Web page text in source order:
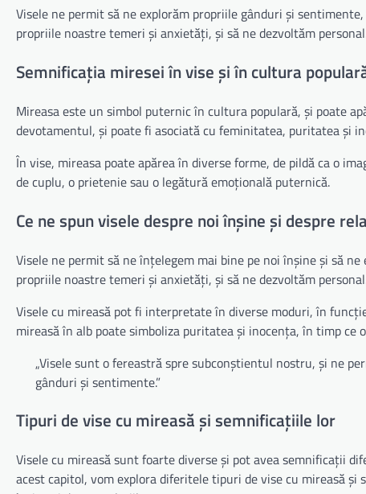
Visele ne permit să ne explorăm propriile gânduri și
propriile noastre temeri și anxietăți, și să ne dezvoltăm
Semnificația miresei în vise și în cultura
Mireasa este un simbol puternic în cultura populară, și poate
devotamentul, și poate fi asociată cu feminitatea, puritatea și
În vise, mireasa poate apărea în diverse forme, de pildă ca o
de cuplu, o prietenie sau o legătură emoțională puternică.
Ce ne spun visele despre noi înșine și despre
Visele ne permit să ne înțelegem mai bine pe noi înșine și să
propriile noastre temeri și anxietăți, și să ne dezvoltăm
Visele cu mireasă pot fi interpretate în diverse moduri, în
mireasă în alb poate simboliza puritatea și inocența, în timp ce
„Visele sunt o fereastră spre subconștientul nostru, și ne
gânduri și sentimente.”
Tipuri de vise cu mireasă și semnificațiile lor
Visele cu mireasă sunt foarte diverse și pot avea semnificații
acest capitol, vom explora diferitele tipuri de vise cu mireasă